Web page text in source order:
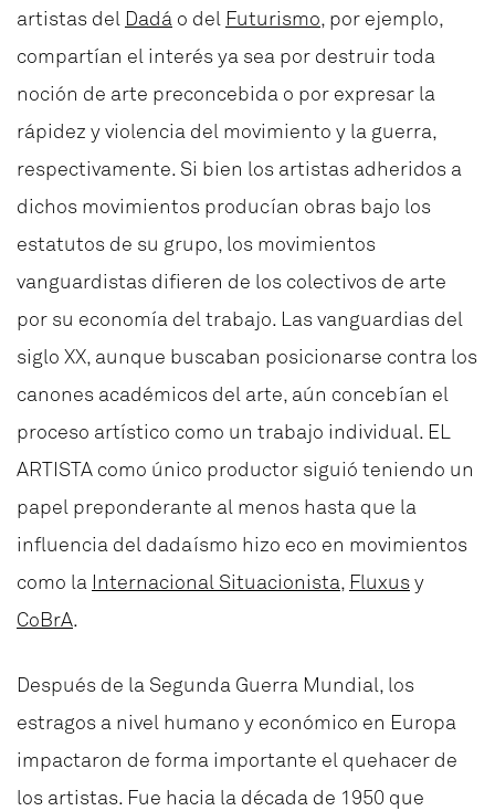
artistas del Dadá o del Futurismo, por ejemplo,
compartían el interés ya sea por destruir toda
noción de arte preconcebida o por expresar la
rápidez y violencia del movimiento y la guerra,
respectivamente. Si bien los artistas adheridos a
dichos movimientos producían obras bajo los
estatutos de su grupo, los movimientos
vanguardistas difieren de los colectivos de arte
por su economía del trabajo. Las vanguardias del
siglo XX, aunque buscaban posicionarse contra los
canones académicos del arte, aún concebían el
proceso artístico como un trabajo individual. EL
ARTISTA como único productor siguió teniendo un
papel preponderante al menos hasta que la
influencia del dadaísmo hizo eco en movimientos
como la Internacional Situacionista, Fluxusy
CoBrA.
Después de la Segunda Guerra Mundial, los
estragos a nivel humano y económico en Europa
impactaron de forma importante el quehacer de
los artistas. Fue hacia la década de 1950 que